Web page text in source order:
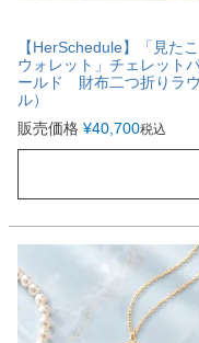
【HerSchedule】「見た
ウォレット」チェレット
ールド 財布二つ折りラ
ル）
販売価格 ¥40,700税込